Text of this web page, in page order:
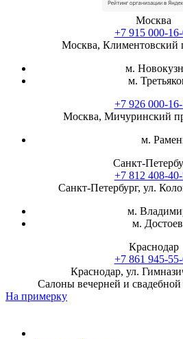
Москва
+7 915 000-
Москва, Климентовский
м.
м.
+7 926 000-
Москва, Мичуринский
м.
Санкт-
+7 812 408-
Санкт-Петербург, ул.
м.
м.
Краснодар
+7 861 945-
Краснодар, ул.
Салоны вечерней и
На примерку